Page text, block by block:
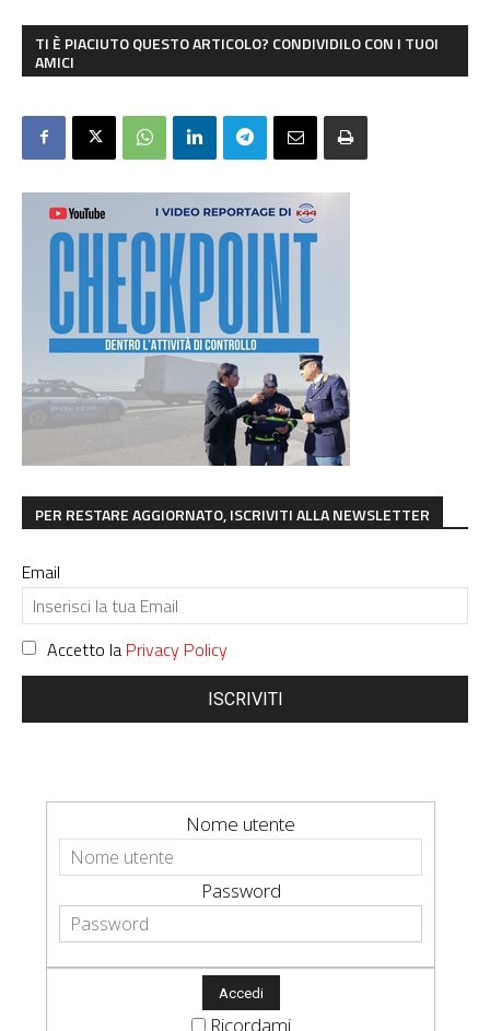
TI È PIACIUTO QUESTO ARTICOLO? CONDIVIDILO CON I TUOI
AMICI
PER RESTARE AGGIORNATO, ISCRIVITI ALLA NEWSLETTER
Email
Accetto la Privacy Policy
ISCRIVITI
Nome utente
Password
Ricordami